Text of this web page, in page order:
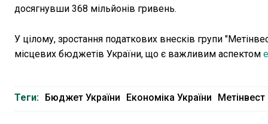
досягнувши 368 мільйонів гривень.
У цілому, зростання податкових внесків групи
місцевих бюджетів України, що є важливим аспектом
Теги: Бюджет України Економіка України Метінвест